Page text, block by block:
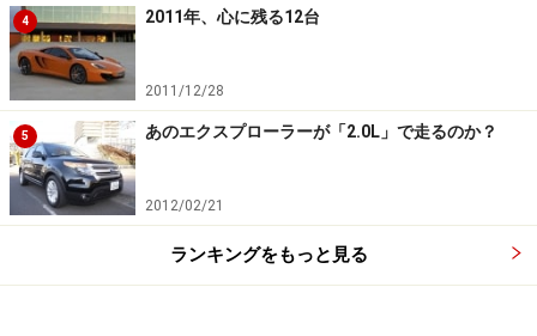
4 2011年、心に残る12台
2011/12/28
5 あのエクスプローラーが「2.0L」で走るのか？
2012/02/21
ランキングをもっと見る